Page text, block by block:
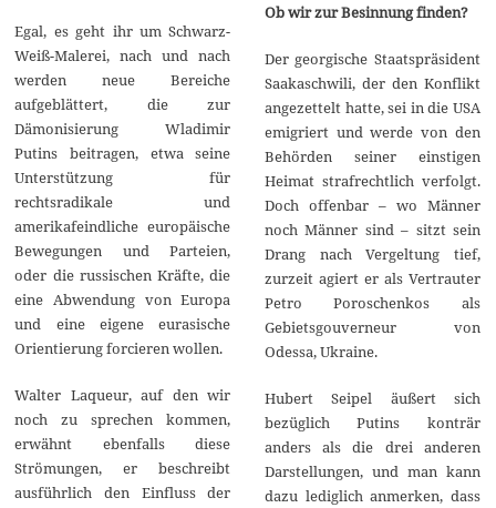
Egal, es geht ihr um Schwarz-
Weiß-Malerei, nach und nach
werden neue Bereiche
aufgeblättert, die zur
Dämonisierung Wladimir
Putins beitragen, etwa seine
Unterstützung für
rechtsradikale und
amerikafeindliche europäische
Bewegungen und Parteien,
oder die russischen Kräfte, die
eine Abwendung von Europa
und eine eigene eurasische
Orientierung forcieren wollen.
Walter Laqueur, auf den wir
noch zu sprechen kommen,
erwähnt ebenfalls diese
Strömungen, er beschreibt
ausführlich den Einfluss der
Ob wir zur Besinnung finden?
Der georgische Staatspräsident
Saakaschwili, der den Konflikt
angezettelt hatte, sei in die USA
emigriert und werde von den
Behörden seiner einstigen
Heimat strafrechtlich verfolgt.
Doch offenbar – wo Männer
noch Männer sind – sitzt sein
Drang nach Vergeltung tief,
zurzeit agiert er als Vertrauter
Petro Poroschenkos als
Gebietsgouverneur von
Odessa, Ukraine.
Hubert Seipel äußert sich
bezüglich Putins konträr
anders als die drei anderen
Darstellungen, und man kann
dazu lediglich anmerken, dass